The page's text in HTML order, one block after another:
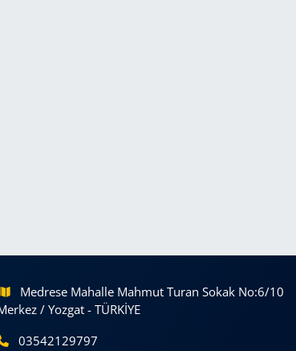
Medrese Mahalle Mahmut Turan Sokak No:6/10
/ Yozgat - TÜRKİYE
03542129797